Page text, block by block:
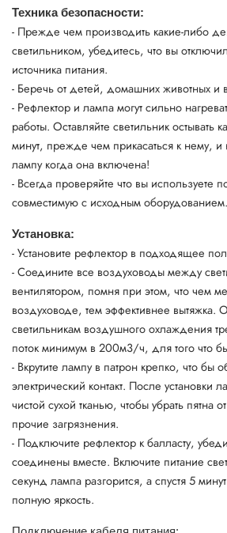
Техника безопасности:
- Прежде чем производить какие-либо
светильником, убедитесь, что вы
источника питания.
- Беречь от детей, домашних животных и
- Рефлектор и лампа могут сильно
работы. Оставляйте светильник остывать
минут, прежде чем прикасаться к нему, и
лампу когда она включена!
- Всегда проверяйте что вы используете
совместимую с исходным оборудованием.
Установка:
- Установите рефлектор в подходящее
- Соедините все воздуховоды между
вентилятором, помня при этом, что чем
воздуховоде, тем эффективнее вытяжка.
светильникам воздушного охлаждения
поток минимум в 200м3/ч, для того что
- Вкрутите лампу в патрон крепко, что бы
электрический контакт. После установки
чистой сухой тканью, чтобы убрать пятна
прочие загрязнения.
- Подключите рефлектор к балласту,
соединены вместе. Включите питание
секунд лампа разгорится, а спустя 5
полную яркость.